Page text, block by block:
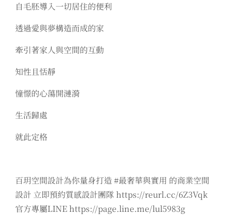
自毛胚導入一切居住的便利
透過愛與夢構造而成的家
牽引著家人與空間的互動
知性且恬靜
憧憬的心蕩開漣漪
生活歸處
就此定格
百玥空間設計為你量身打造 #最奢華與實用 的商業空間
設計 立即預約質感設計團隊 https://reurl.cc/6Z3Vqk
官方專屬LINE https://page.line.me/lul5983g